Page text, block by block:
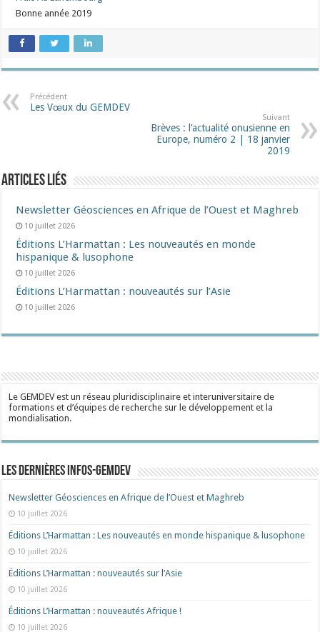
Bonne année 2019
Précédent
Les Vœux du GEMDEV
Suivant
Brèves : l’actualité onusienne en
Europe, numéro 2 | 18 janvier
2019
Articles liés
Newsletter Géosciences en Afrique de l’Ouest et Maghreb
10 juillet 2026
Éditions L’Harmattan : Les nouveautés en monde
hispanique & lusophone
10 juillet 2026
Éditions L’Harmattan : nouveautés sur l’Asie
10 juillet 2026
Le GEMDEV est un réseau pluridisciplinaire et interuniversitaire de
formations et d’équipes de recherche sur le développement et la
mondialisation.
Les dernières Infos-Gemdev
Newsletter Géosciences en Afrique de l’Ouest et Maghreb
10 juillet 2026
Éditions L’Harmattan : Les nouveautés en monde hispanique & lusophone
10 juillet 2026
Éditions L’Harmattan : nouveautés sur l’Asie
10 juillet 2026
Éditions L’Harmattan : nouveautés Afrique !​
10 juillet 2026